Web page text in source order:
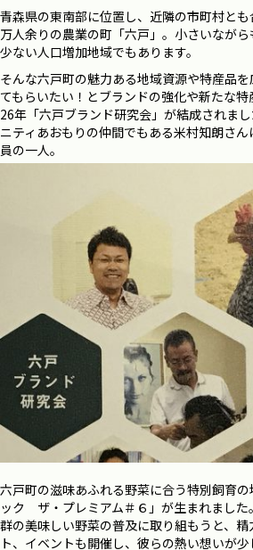
青森県の東南部に位置し、近隣の市町村と
万人余りの農業の町「六戸」。小さいなが
少ない人口増加地域でもあります。
そんな六戸町の魅力ある地域資源や特産品
てもらいたい！とブランドの強化や新たな
26年「六戸ブランド研究会」が結成されま
ニティあおもりの仲間でもある米村知朗さ
員の一人。
六戸町の滋味あふれる野菜に合う特別飼育
ック ザ・プレミアム＃６」が生まれました
群の美味しい野菜の普及に取り組もうと、
ト、イベントも開催し、彼らの熱い想いが